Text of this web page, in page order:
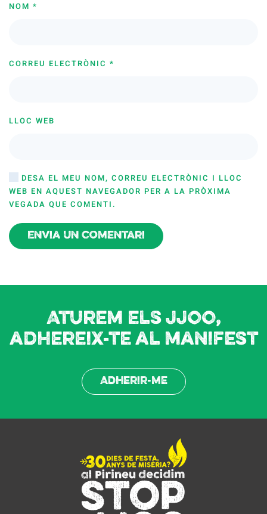
NOM *
CORREU ELECTRÒNIC *
LLOC WEB
DESA EL MEU NOM, CORREU ELECTRÒNIC I LLOC
WEB EN AQUEST NAVEGADOR PER A LA PRÒXIMA
VEGADA QUE COMENTI.
Envia un comentari
Aturem els JJOO,
adhereix-te al manifest
Adherir-me